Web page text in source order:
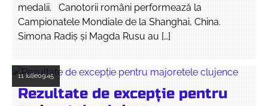
medalii. Canotorii români performează la
Campionatele Mondiale de la Shanghai, China.
Simona Radiș și Magda Rusu au […]
11 iulie09:45
Rezultate de excepţie pentru